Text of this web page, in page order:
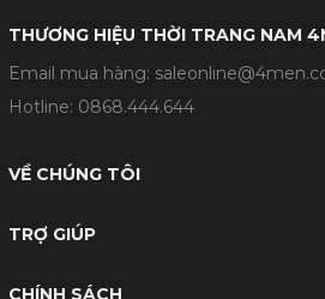
THƯƠNG HIỆU THỜI TRANG NAM
Email mua hàng:
Hotline: 0868.444.644
VỀ CHÚNG TÔI
TRỢ GIÚP
CHÍNH SÁCH